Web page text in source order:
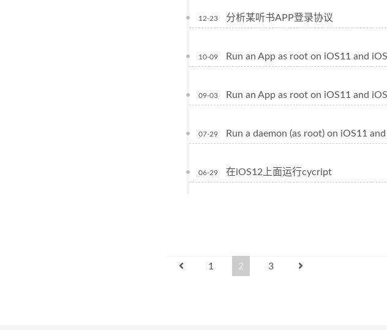
12-23 分析某听书APP登录协议
10-09 Run an App as root on iOS11 and
09-03 Run an App as root on iOS11 and
07-29 Run a daemon (as root) on iOS11
06-29 在iOS12上面运行cycript
1 2 3